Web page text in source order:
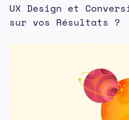
UX Design et
sur vos Résultats ?